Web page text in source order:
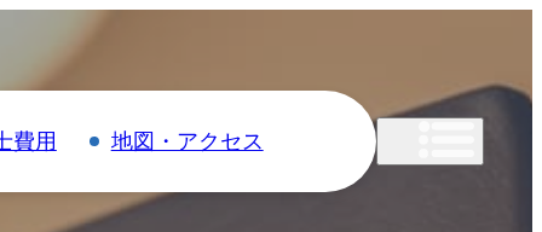
費用 地図・アクセス